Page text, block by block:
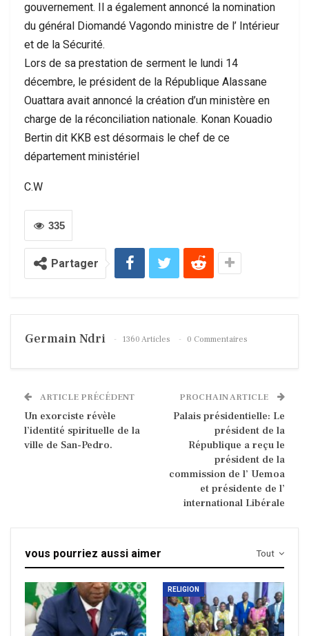
gouvernement. Il a également annoncé la nomination
du général Diomandé Vagondo ministre de l’ Intérieur
et de la Sécurité.
Lors de sa prestation de serment le lundi 14
décembre, le président de la République Alassane
Ouattara avait annoncé la création d’un ministère en
charge de la réconciliation nationale. Konan Kouadio
Bertin dit KKB est désormais le chef de ce
département ministériel
C.W
335
Partager
Germain Ndri 1360 Articles 0 Commentaires
ARTICLE PRÉCÉDENT
Un exorciste révèle
l’identité spirituelle de la
ville de San-Pedro.
PROCHAIN ARTICLE
Palais présidentielle: Le
président de la
République a reçu le
président de la
commission de l’ Uemoa
et présidente de l’
international Libérale
Tout
vous pourriez aussi aimer
RELIGION